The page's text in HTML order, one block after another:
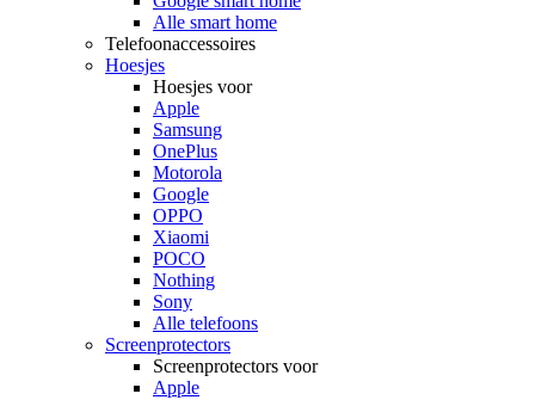
Alle smart home
Telefoonaccessoires
Hoesjes
Hoesjes voor
Apple
Samsung
OnePlus
Motorola
Google
OPPO
Xiaomi
POCO
Nothing
Sony
Alle telefoons
Screenprotectors
Screenprotectors voor
Apple